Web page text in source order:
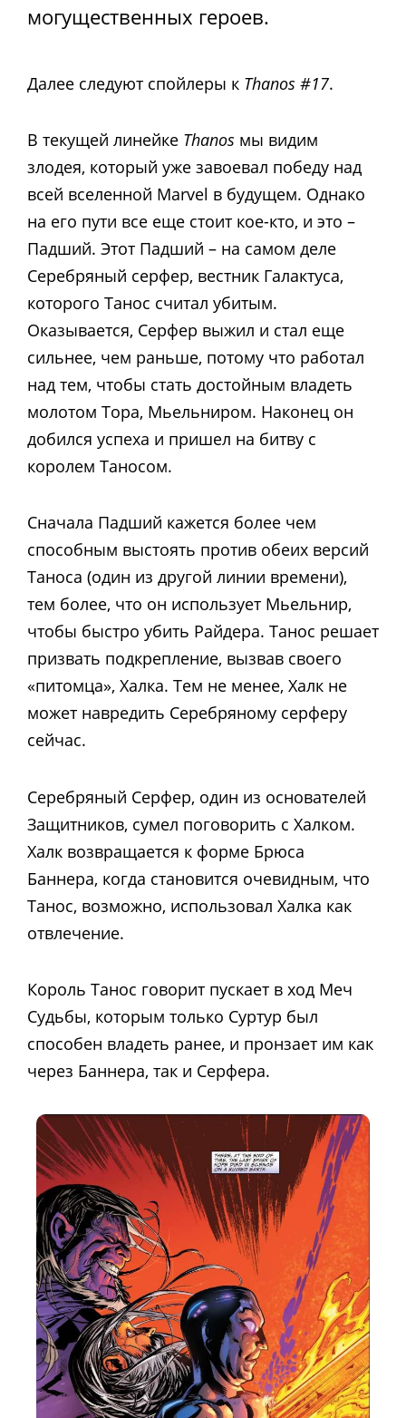
могущественных героев.
Далее следуют спойлеры к Thanos #17.
В текущей линейке Thanos мы видим
злодея, который уже завоевал победу над
всей вселенной Marvel в будущем. Однако
на его пути все еще стоит кое-кто, и это –
Падший. Этот Падший – на самом деле
Серебряный серфер, вестник Галактуса,
которого Танос считал убитым.
Оказывается, Серфер выжил и стал еще
сильнее, чем раньше, потому что работал
над тем, чтобы стать достойным владеть
молотом Тора, Мьельниром. Наконец он
добился успеха и пришел на битву с
королем Таносом.
Сначала Падший кажется более чем
способным выстоять против обеих версий
Таноса (один из другой линии времени),
тем более, что он использует Мьельнир,
чтобы быстро убить Райдера. Танос решает
призвать подкрепление, вызвав своего
«питомца», Халка. Тем не менее, Халк не
может навредить Серебряному серферу
сейчас.
Серебряный Серфер, один из основателей
Защитников, сумел поговорить с Халком.
Халк возвращается к форме Брюса
Баннера, когда становится очевидным, что
Танос, возможно, использовал Халка как
отвлечение.
Король Танос говорит пускает в ход Меч
Судьбы, которым только Суртур был
способен владеть ранее, и пронзает им как
через Баннера, так и Серфера.